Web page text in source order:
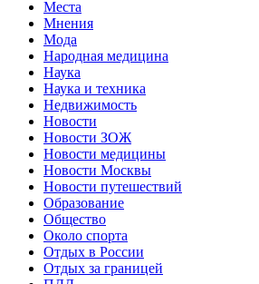
Места
Мнения
Мода
Народная медицина
Наука
Наука и техника
Недвижимость
Новости
Новости ЗОЖ
Новости медицины
Новости Москвы
Новости путешествий
Образование
Общество
Около спорта
Отдых в России
Отдых за границей